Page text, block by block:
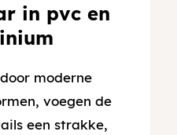
in pvc en
moderne
voegen de
een strakke,